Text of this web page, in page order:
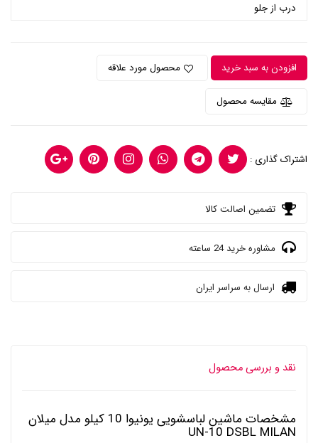
درب از جلو
افزودن به سبد خرید محصول مورد علاقه
مقایسه محصول
اشتراک گذاری :
تضمین اصالت کالا
مشاوره خرید 24 ساعته
ارسال به سراسر ایران
نقد و بررسی محصول
مشخصات ماشین لباسشویی یونیوا 10 کیلو مدل میلان
UN-10 DSBL MILAN